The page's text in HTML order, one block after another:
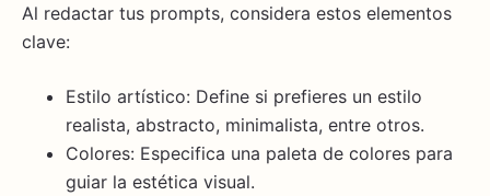
Al redactar tus prompts, considera estos elementos
clave:
Estilo artístico: Define si prefieres un estilo
realista, abstracto, minimalista, entre otros.
Colores: Especifica una paleta de colores para
guiar la estética visual.